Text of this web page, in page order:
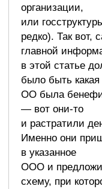
организации,
или
редко). Так вот,
главной
в этой статье
было быть
ОО была
— вот они-то
и растратили
Именно они
в указанное
ООО и
схему, при